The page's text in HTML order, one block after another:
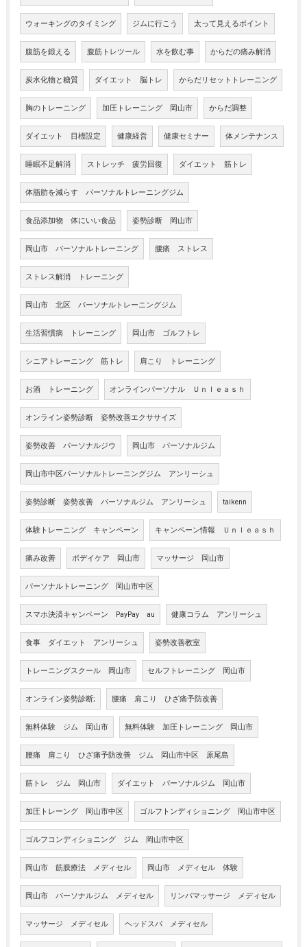
ウォーキングのタイミング ジムに行こう 太って見えるポイント
腹筋を鍛える 腹筋トレツール 水を飲む事 からだの痛み解消
炭水化物と糖質 ダイエット 脳トレ からだリセットトレーニング
胸のトレーニング 加圧トレーニング 岡山市 からだ調整
ダイエット 目標設定 健康経営 健康セミナー 体メンテナンス
睡眠不足解消 ストレッチ 疲労回復 ダイエット 筋トレ
体脂肪を減らす パーソナルトレーニングジム
食品添加物 体にいい食品 姿勢診断 岡山市
岡山市 パーソナルトレーニング 腰痛 ストレス
ストレス解消 トレーニング
岡山市 北区 パーソナルトレーニングジム
生活習慣病 トレーニング 岡山市 ゴルフトレ
シニアトレーニング 筋トレ 肩こり トレーニング
お酒 トレーニング オンラインパーソナル Ｕｎｌｅａｓｈ
オンライン姿勢診断 姿勢改善エクササイズ
姿勢改善 パーソナルジウ 岡山市 パーソナルジム
岡山市中区パーソナルトレーニングジム アンリーシュ
姿勢診断 姿勢改善 パーソナルジム アンリーシュ taikenn
体験トレーニング キャンペーン キャンペーン情報 Ｕｎｌｅａｓｈ
痛み改善 ボデイケア 岡山市 マッサージ 岡山市
パーソナルトレーニング 岡山市中区
スマホ決済キャンペーン PayPay au 健康コラム アンリーシュ
食事 ダイエット アンリーシュ 姿勢改善教室
トレーニングスクール 岡山市 セルフトレーニング 岡山市
オンライン姿勢診断; 腰痛 肩こり ひざ痛予防改善
無料体験 ジム 岡山市 無料体験 加圧トレーニング 岡山市
腰痛 肩こり ひざ痛予防改善 ジム 岡山市中区 原尾島
筋トレ ジム 岡山市 ダイエット パーソナルジム 岡山市
加圧トレーング 岡山市中区 ゴルフトンディショニング 岡山市中区
ゴルフコンディショニング ジム 岡山市中区
岡山市 筋膜療法 メディセル 岡山市 メディセル 体験
岡山市 パーソナルジム メディセル リンパマッサージ メディセル
マッサージ メディセル ヘッドスパ メディセル